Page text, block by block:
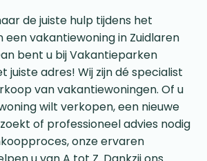
de juiste hulp tijdens het
vakantiewoning in Zuidlaren
bent u bij Vakantieparken
juiste adres! Wij zijn dé specialist
van vakantiewoningen. Of u
wilt verkopen, een nieuwe
of professioneel advies nodig
onze ervaren